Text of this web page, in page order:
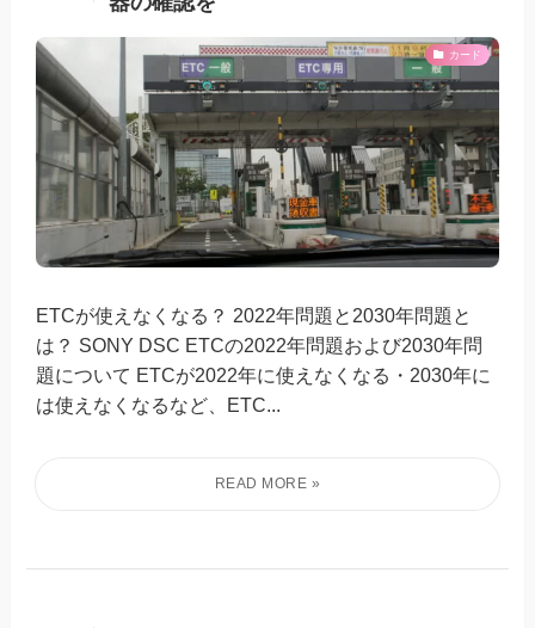
カード
ETCが使えなくなる？ 2022年問題と2030年問題と
は？ SONY DSC ETCの2022年問題および2030年問
題について ETCが2022年に使えなくなる・2030年に
は使えなくなるなど、ETC...